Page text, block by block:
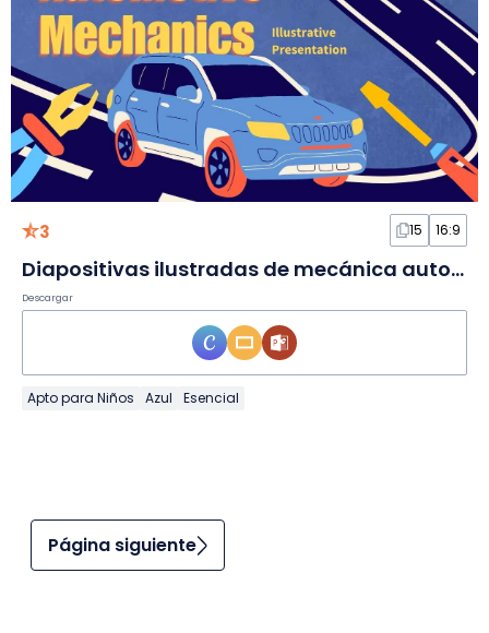
3 15 16:9
Diapositivas ilustradas de mecánica automotriz
Descargar
Apto para Niños Azul Esencial
Página siguiente